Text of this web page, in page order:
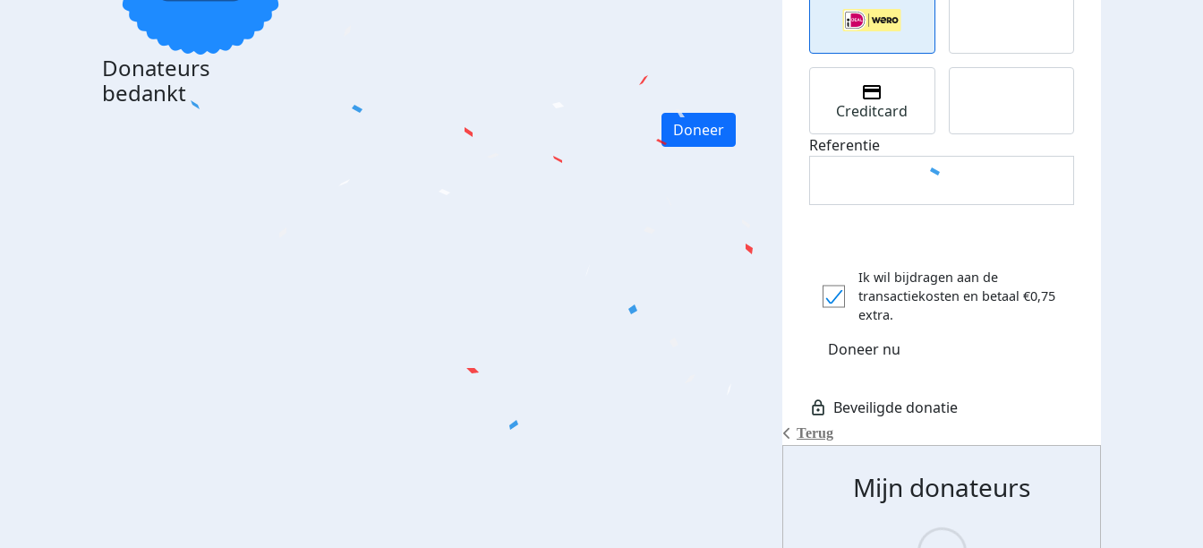
Donateurs
bedankt
Doneer
Terug
Creditcard
Referentie
Ik wil bijdragen aan de
transactiekosten en betaal €0,75
extra.
Doneer nu
Mijn donateurs